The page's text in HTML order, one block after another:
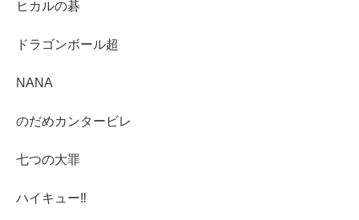
ヒカルの碁
ドラゴンボール超
NANA
のだめカンタービレ
七つの大罪
ハイキュー‼︎